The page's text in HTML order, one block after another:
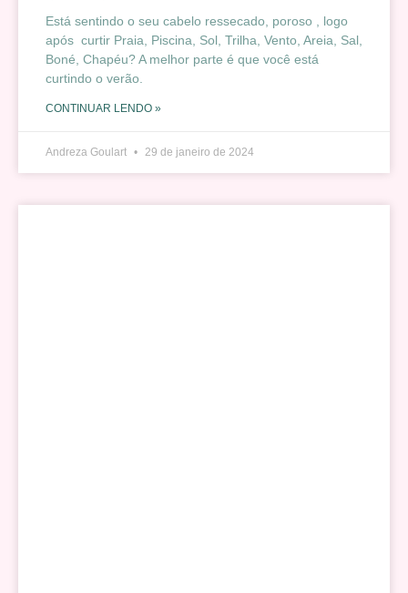
Está sentindo o seu cabelo ressecado, poroso , logo
após curtir Praia, Piscina, Sol, Trilha, Vento, Areia, Sal,
Boné, Chapéu? A melhor parte é que você está
curtindo o verão.
CONTINUAR LENDO »
Andreza Goulart 29 de janeiro de 2024